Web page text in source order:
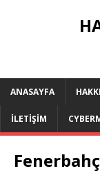
ANASAYFA
İLETIŞIM